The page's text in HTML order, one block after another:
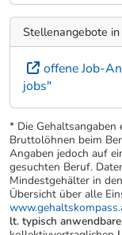
Stellenangebote
offene Job-
jobs"
* Die
Bruttolöhnen beim
Angaben jedoch auf
gesuchten Beruf.
Mindestgehälter in
Übersicht über alle
lt. typisch